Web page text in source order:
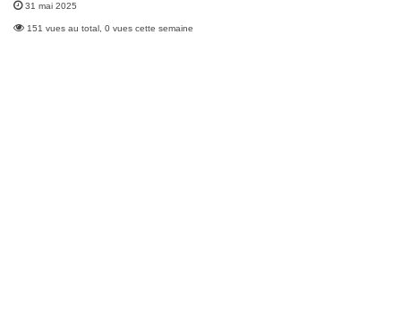
31 mai 2025
151 vues au total, 0 vues cette semaine